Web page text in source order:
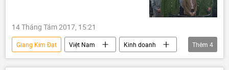
14 Tháng Tám 2017, 15:21
Giang Kim Đạt Việt Nam
Kinh doanh
Hà Nội
Vinashinelines
Thêm 4